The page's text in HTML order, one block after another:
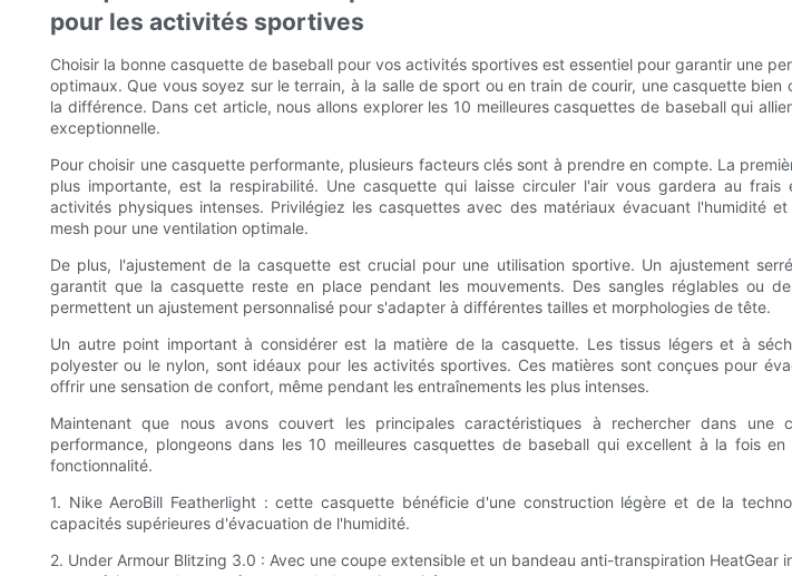
pour les activités sportives
Choisir la bonne casquette de baseball pour vos activités sportives est essentiel pour garantir une
optimaux. Que vous soyez sur le terrain, à la salle de sport ou en train de courir, une casquette
la différence. Dans cet article, nous allons explorer les 10 meilleures casquettes de baseball qui
exceptionnelle.
Pour choisir une casquette performante, plusieurs facteurs clés sont à prendre en compte. La
plus importante, est la respirabilité. Une casquette qui laisse circuler l'air vous gardera au
activités physiques intenses. Privilégiez les casquettes avec des matériaux évacuant l'humidité
mesh pour une ventilation optimale.
De plus, l'ajustement de la casquette est crucial pour une utilisation sportive. Un ajustement
garantit que la casquette reste en place pendant les mouvements. Des sangles réglables ou
permettent un ajustement personnalisé pour s'adapter à différentes tailles et morphologies de tête.
Un autre point important à considérer est la matière de la casquette. Les tissus légers et à
polyester ou le nylon, sont idéaux pour les activités sportives. Ces matières sont conçues pour
offrir une sensation de confort, même pendant les entraînements les plus intenses.
Maintenant que nous avons couvert les principales caractéristiques à rechercher dans une
performance, plongeons dans les 10 meilleures casquettes de baseball qui excellent à la fois
fonctionnalité.
1. Nike AeroBill Featherlight : cette casquette bénéficie d'une construction légère et de la
capacités supérieures d'évacuation de l'humidité.
2. Under Armour Blitzing 3.0 : Avec une coupe extensible et un bandeau anti-transpiration HeatGear